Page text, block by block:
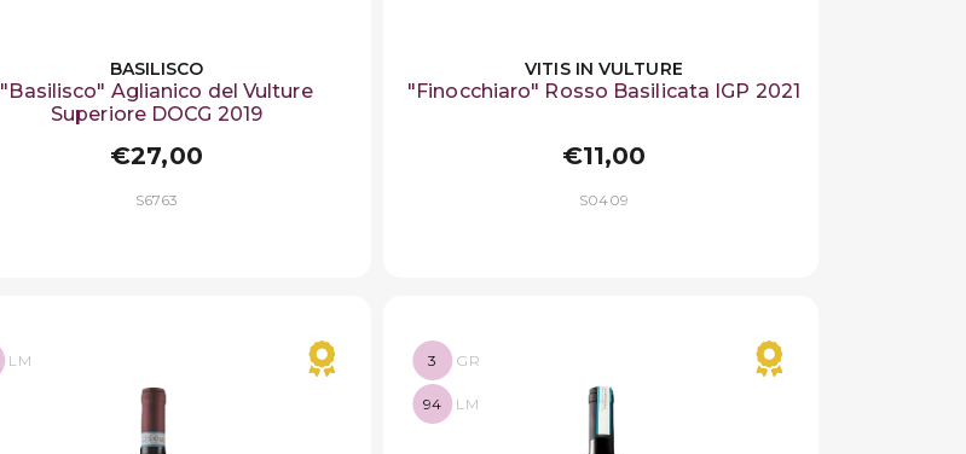
BASILISCO
"Basilisco" Aglianico del Vulture
Superiore DOCG 2019
€27,00
S6763
VITIS IN VULTURE
"Finocchiaro" Rosso Basilicata IGP 2021
€11,00
S0409
LM 3 GR
94 LM